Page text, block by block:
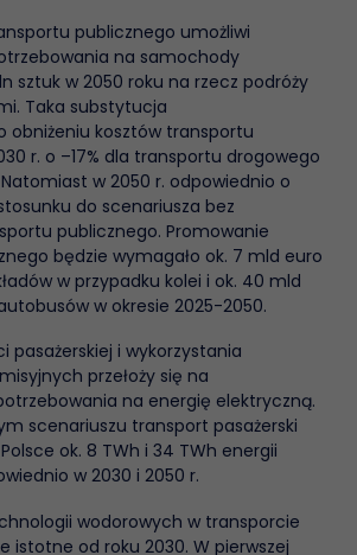
publicznego umożliwi
na samochody
sztuk w 2050 roku na rzecz podróży
Taka substytucja
obniżeniu kosztów transportu
r. o –17% dla transportu drogowego
Natomiast w 2050 r. odpowiednio o
do scenariusza bez
publicznego. Promowanie
będzie wymagało ok. 7 mld euro
w przypadku kolei i ok. 40 mld
w okresie 2025-2050.
pasażerskiej i wykorzystania
przełoży się na
na energię elektryczną.
scenariuszu transport pasażerski
ok. 8 TWh i 34 TWh energii
w 2030 i 2050 r.
wodorowych w transporcie
istotne od roku 2030. W pierwszej